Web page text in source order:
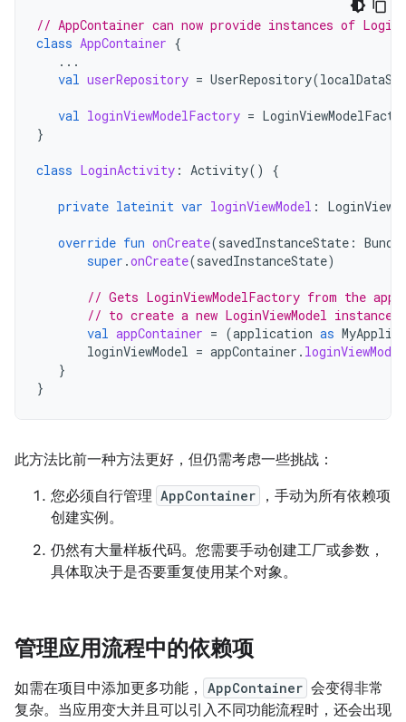
// AppContainer can now provide instances of
class AppContainer {
...
val userRepository = UserRepository(
val loginViewModelFactory =
}
class LoginActivity : Activity() {
private lateinit var loginViewModel :
override fun onCreate(savedInstanceState :
super .onCreate(savedInstanceState)
// Gets LoginViewModelFactory from the
// to create a new LoginViewModel instance
val appContainer = (application as
loginViewModel = appContainer .
}
}
此方法比前一种方法更好，但仍需考虑一些挑战：
您必须自行管理 AppContainer
，手动为所有依赖项
创建实例。
仍然有大量样板代码。您需要手动创建工厂或参数，
具体取决于是否要重复使用某个对象。
管理应用流程中的依赖项
如需在项目中添加更多功能， AppContainer 会变得非常
复杂。当应用变大并且可以引入不同功能流程时，还会出现